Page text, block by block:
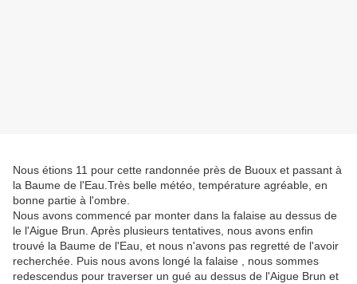
Nous étions 11 pour cette randonnée près de Buoux et passant à
la Baume de l'Eau.Très belle météo, température agréable, en
bonne partie à l'ombre.
Nous avons commencé par monter dans la falaise au dessus de
le l'Aigue Brun. Après plusieurs tentatives, nous avons enfin
trouvé la Baume de l'Eau, et nous n'avons pas regretté de l'avoir
recherchée. Puis nous avons longé la falaise , nous sommes
redescendus pour traverser un gué au dessus de l'Aigue Brun et